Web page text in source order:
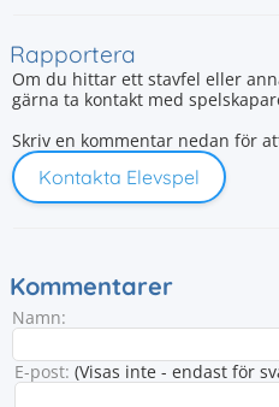
Rapportera
Om du hittar ett stavfel eller
gärna ta kontakt med
Skriv en kommentar nedan för
Kontakta Elevspel
Kommentarer
Namn:
E-post: (Visas inte - endast för